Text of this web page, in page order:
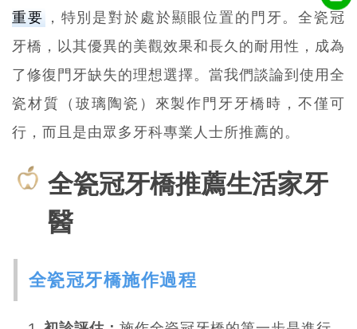
重要 ，特別是對於處於顯眼位置的門牙。全瓷冠
牙橋，以其優異的美觀效果和長久的耐用性，成為
了修復門牙缺失的理想選擇。當我們談論到使用全
瓷材質（玻璃陶瓷）來製作門牙牙橋時，不僅可
行，而且是由眾多牙科專業人士所推薦的。
全瓷冠牙橋推薦生活家牙
醫
全瓷冠牙橋施作過程